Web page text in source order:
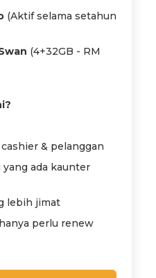
(Aktif selama setahun
(4+32GB - RM
& pelanggan
ada kaunter
lebih jimat
perlu renew